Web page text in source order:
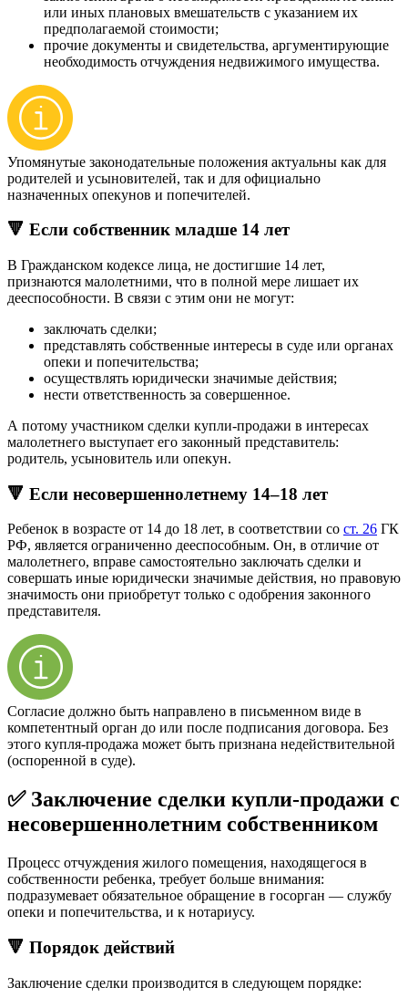
или иных плановых вмешательств с указанием их
предполагаемой стоимости;
прочие документы и свидетельства, аргументирующие
необходимость отчуждения недвижимого имущества.
Упомянутые законодательные положения актуальны как для
родителей и усыновителей, так и для официально
назначенных опекунов и попечителей.
🔻 Если собственник младше 14 лет
В Гражданском кодексе лица, не достигшие 14 лет,
признаются малолетними, что в полной мере лишает их
дееспособности. В связи с этим они не могут:
заключать сделки;
представлять собственные интересы в суде или органах
опеки и попечительства;
осуществлять юридически значимые действия;
нести ответственность за совершенное.
А потому участником сделки купли-продажи в интересах
малолетнего выступает его законный представитель:
родитель, усыновитель или опекун.
🔻 Если несовершеннолетнему 14–18 лет
Ребенок в возрасте от 14 до 18 лет, в соответствии со ст. 26 ГК
РФ, является ограниченно дееспособным. Он, в отличие от
малолетнего, вправе самостоятельно заключать сделки и
совершать иные юридически значимые действия, но правовую
значимость они приобретут только с одобрения законного
представителя.
Согласие должно быть направлено в письменном виде в
компетентный орган до или после подписания договора. Без
этого купля-продажа может быть признана недействительной
(оспоренной в суде).
✅ Заключение сделки купли-продажи с
несовершеннолетним собственником
Процесс отчуждения жилого помещения, находящегося в
собственности ребенка, требует больше внимания:
подразумевает обязательное обращение в госорган — службу
опеки и попечительства, и к нотариусу.
🔻 Порядок действий
Заключение сделки производится в следующем порядке: